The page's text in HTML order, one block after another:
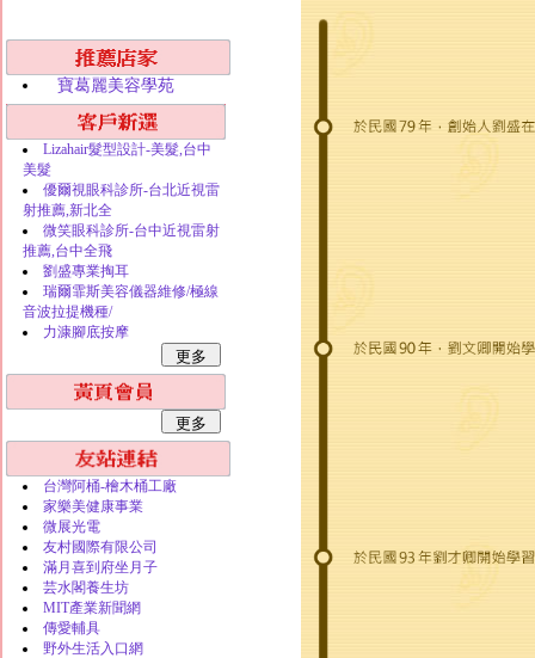
寶葛麗美容學苑
Lizahair髮型設計-美髮,台中
美髮
優爾視眼科診所-台北近視雷
射推薦,新北全
微笑眼科診所-台中近視雷射
推薦,台中全飛
劉盛專業掏耳
瑞爾霏斯美容儀器維修/極線
音波拉提機種/
力漮腳底按摩
台灣阿桶-檜木桶工廠
家樂美健康事業
微展光電
友村國際有限公司
滿月喜到府坐月子
芸水閣養生坊
MIT產業新聞網
傳愛輔具
野外生活入口網